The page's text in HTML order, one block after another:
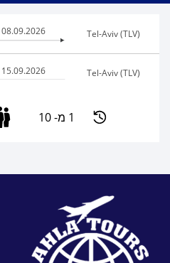
Tel-Aviv (TLV)
08.09.2026
Tel-Aviv (TLV)
15.09.2026
1 מ- 10